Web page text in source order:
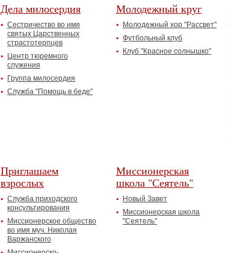
Дела милосердия
Сестричество во имя
святых Царственных
страстотерпцев
Центр тюремного
служения
Группа милосердия
Служба "Помощь в беде"
Молодежный круг
Молодежный хор "Рассвет"
Футбольный клуб
Клуб "Красное солнышко"
Приглашаем
взрослых
Служба приходского
консультирования
Миссионерское общество
во имя муч. Николая
Варжанского
Миссионерская
школа "Сеятель"
Новый Завет
Миссионерская школа
"Сеятель"